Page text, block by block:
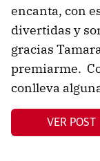
encanta, con
divertidas y
gracias
premiarme.
conlleva
VER POST